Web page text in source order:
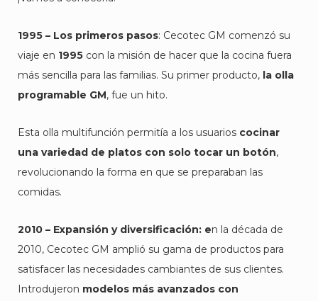
1995 – Los primeros pasos: Cecotec GM comenzó su
viaje en 1995 con la misión de hacer que la cocina fuera
más sencilla para las familias. Su primer producto, la olla
programable GM, fue un hito.
Esta olla multifunción permitía a los usuarios cocinar
una variedad de platos con solo tocar un botón,
revolucionando la forma en que se preparaban las
comidas.
2010 – Expansión y diversificación: en la década de
2010, Cecotec GM amplió su gama de productos para
satisfacer las necesidades cambiantes de sus clientes.
Introdujeron modelos más avanzados con